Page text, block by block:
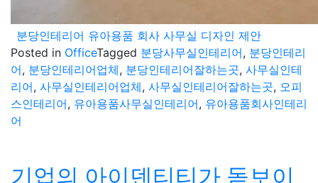
분당인테리어 유아용품 회사 사무실 디자인 제안
Posted in OfficeTagged 분당사무실인테리어, 분당인테리
어, 분당인테리어업체, 분당인테리어잘하는곳, 사무실인테
리어, 사무실인테리어업체, 사무실인테리어잘하는곳, 오피
스인테리어, 유아용품사무실인테리어, 유아용품회사인테리
어
기업의 아이덴티티가 돋보이